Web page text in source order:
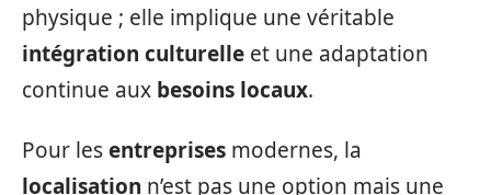
physique ; elle implique une véritable
intégration culturelle et une adaptation
continue aux besoins locaux.
Pour lesentreprises modernes, la
localisation n’est pas une option mais une